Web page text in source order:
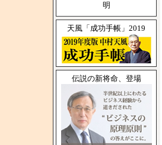
明
天風「成功手帳」2019
伝説の新将命、登場